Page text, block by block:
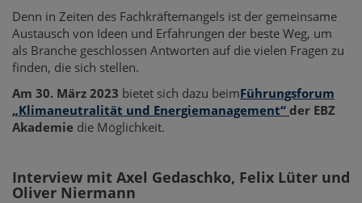
Denn in Zeiten des Fachkräftemangels ist der gemeinsame
Austausch von Ideen und Erfahrungen der beste Weg, um
als Branche geschlossen Antworten auf die vielen Fragen zu
finden, die sich stellen.
Am 30. März 2023 bietet sich dazu beimFührungsforum
„Klimaneutralität und Energiemanagement“ der EBZ
Akademie die Möglichkeit.
Interview mit Axel Gedaschko, Felix Lüter und
Oliver Niermann